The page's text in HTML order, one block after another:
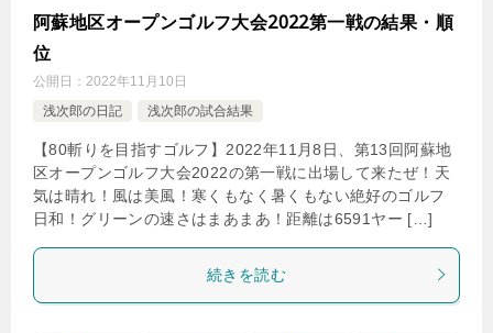
阿蘇地区オープンゴルフ大会2022第一戦の結果・順
位
公開日： 2022年11月10日
浅次郎の日記
浅次郎の試合結果
【80斬りを目指すゴルフ】2022年11月8日、第13回阿蘇地
区オープンゴルフ大会2022の第一戦に出場して来たぜ！天
気は晴れ！風は美風！寒くもなく暑くもない絶好のゴルフ
日和！グリーンの速さはまあまあ！距離は6591ヤー […]
続きを読む